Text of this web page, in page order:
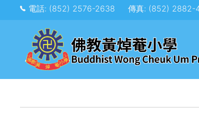
電話: (852) 2576-2638 傳真: (852) 2882-